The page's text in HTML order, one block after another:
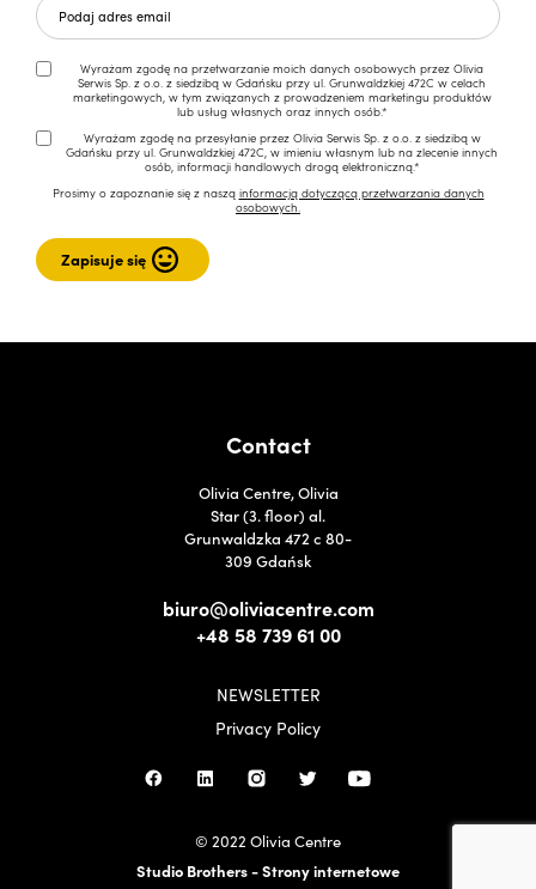
Wyrażam zgodę na przetwarzanie moich danych osobowych przez Olivia
Serwis Sp. z o.o. z siedzibą w Gdańsku przy ul. Grunwaldzkiej 472C w celach
marketingowych, w tym związanych z prowadzeniem marketingu produktów
lub usług własnych oraz innych osób.*
Wyrażam zgodę na przesyłanie przez Olivia Serwis Sp. z o.o. z siedzibą w
Gdańsku przy ul. Grunwaldzkiej 472C, w imieniu własnym lub na zlecenie innych
osób, informacji handlowych drogą elektroniczną.*
Prosimy o zapoznanie się z naszą informacją dotyczącą przetwarzania danych
osobowych.
Contact
Olivia Centre, Olivia
Star (3. floor) al.
Grunwaldzka 472 c 80-
309 Gdańsk
biuro@oliviacentre.com
+48 58 739 61 00
NEWSLETTER
Privacy Policy
© 2022 Olivia Centre
Studio Brothers - Strony internetowe